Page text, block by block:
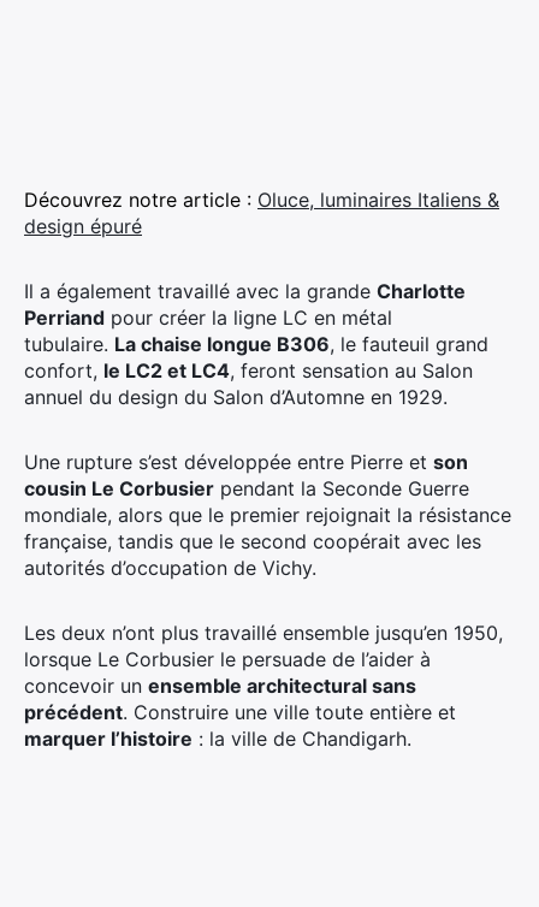
Découvrez notre article : Oluce, luminaires Italiens &
design épuré
Il a également travaillé avec la grande Charlotte
Perriand pour créer la ligne LC en métal
tubulaire. La chaise longue B306, le fauteuil grand
confort, le LC2 et LC4, feront sensation au Salon
annuel du design du Salon d’Automne en 1929.
Une rupture s’est développée entre Pierre et son
cousin Le Corbusier pendant la Seconde Guerre
mondiale, alors que le premier rejoignait la résistance
française, tandis que le second coopérait avec les
autorités d’occupation de Vichy.
Les deux n’ont plus travaillé ensemble jusqu’en 1950,
lorsque Le Corbusier le persuade de l’aider à
concevoir un ensemble architectural sans
précédent. Construire une ville toute entière et
marquer l’histoire : la ville de Chandigarh.